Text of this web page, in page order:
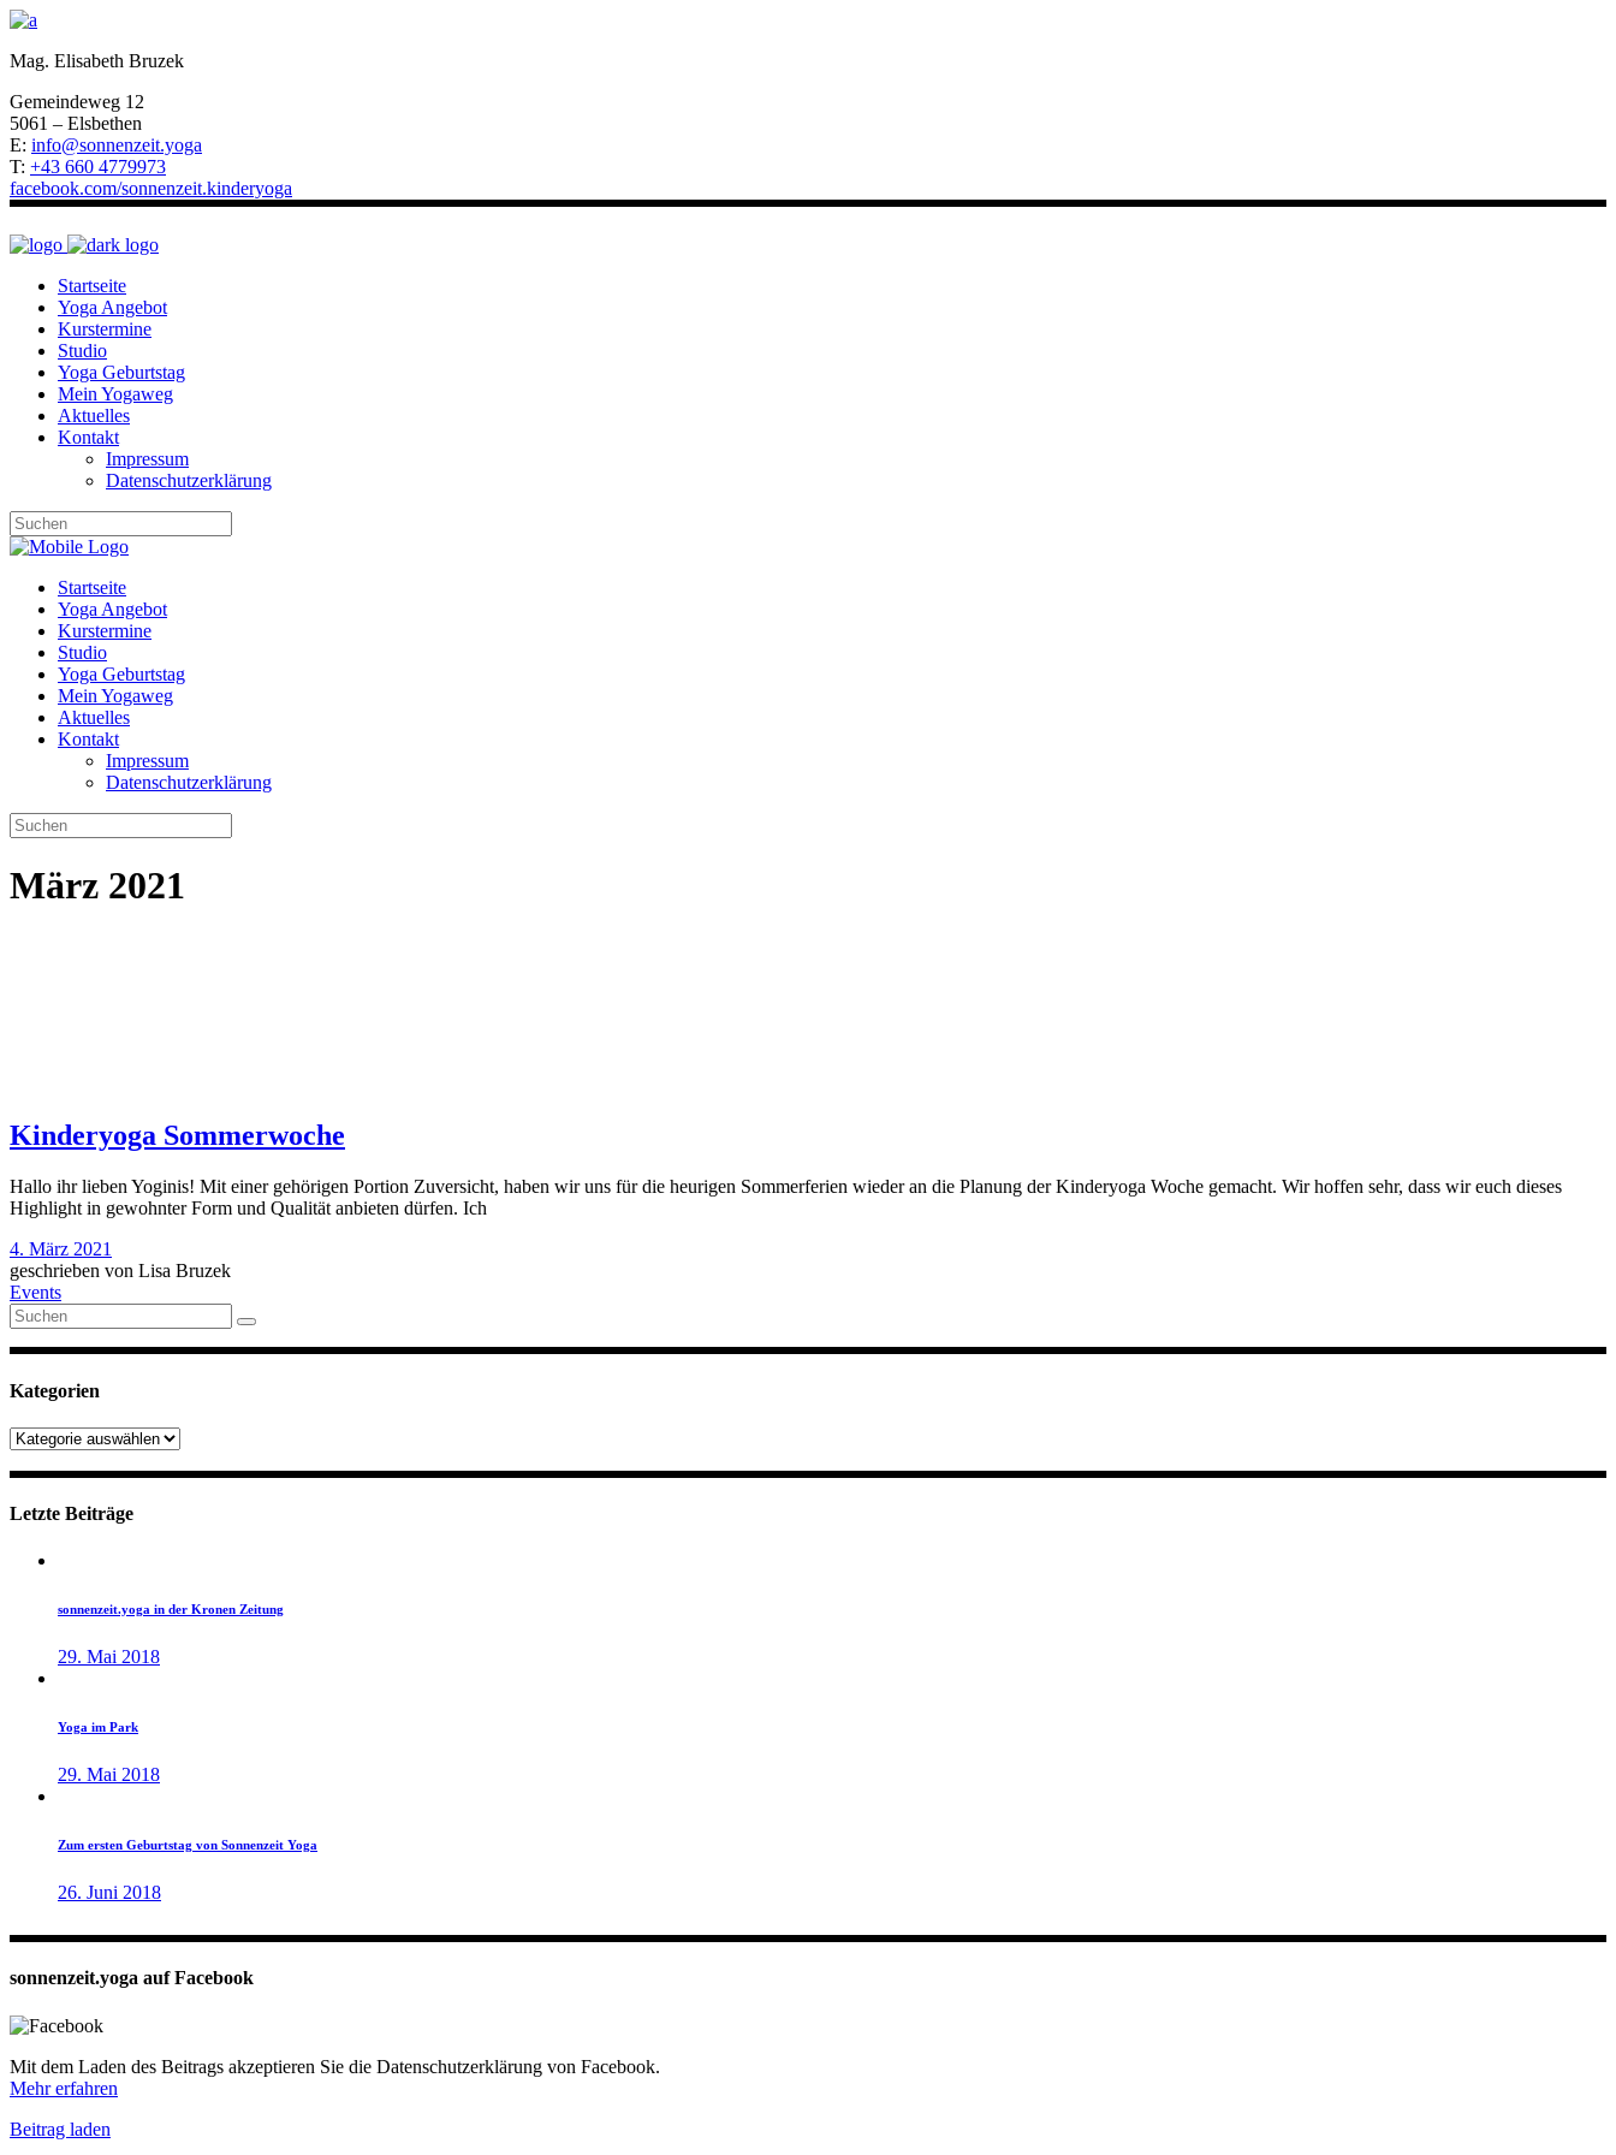
Mag. Elisabeth Bruzek
Gemeindeweg 12
5061 – Elsbethen
E: info@sonnenzeit.yoga
T: +43 660 4779973
facebook.com/sonnenzeit.kinderyoga
Startseite
Yoga Angebot
Kurstermine
Studio
Yoga Geburtstag
Mein Yogaweg
Aktuelles
Kontakt
Impressum
Datenschutzerklärung
Startseite
Yoga Angebot
Kurstermine
Studio
Yoga Geburtstag
Mein Yogaweg
Aktuelles
Kontakt
Impressum
Datenschutzerklärung
März 2021
Kinderyoga Sommerwoche
Hallo ihr lieben Yoginis! Mit einer gehörigen Portion Zuversicht, haben wir uns für die heurigen Sommerferien wieder an die Planung der Kinderyoga Woche gemacht. Wir hoffen sehr, dass wir euch dieses
Highlight in gewohnter Form und Qualität anbieten dürfen. Ich
4. März 2021
geschrieben von Lisa Bruzek
Events
Suche
nach:
Kategorien
Kategorien
Letzte Beiträge
sonnenzeit.yoga in der Kronen Zeitung
29. Mai 2018
Yoga im Park
29. Mai 2018
Zum ersten Geburtstag von Sonnenzeit Yoga
26. Juni 2018
sonnenzeit.yoga auf Facebook
Mit dem Laden des Beitrags akzeptieren Sie die Datenschutzerklärung von Facebook.
Mehr erfahren
Beitrag laden